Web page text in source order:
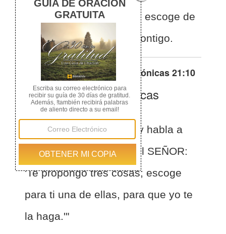
Tres cosas te propongo; escoge de
ellas una que yo haga contigo.
Otras traducciones de 1 Crónicas 21:10
La Biblia de las Américas
(Español)BLA
1 Crónicas 21:10
Ve y habla a
David, y dile: "Así dice el SEÑOR:
'Te propongo tres cosas; escoge
para ti una de ellas, para que yo te
la haga.'"